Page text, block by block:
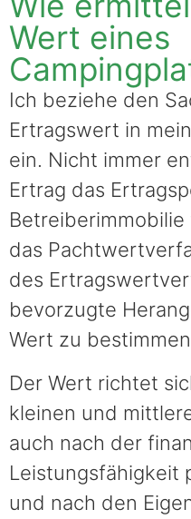
Wert eines
Ich beziehe den
Ertragswert in
ein. Nicht immer
Ertrag das
das
des
bevorzugte
Wert zu
Der Wert richtet
kleinen und
auch nach der
Leistungsfähigkeit
und nach den